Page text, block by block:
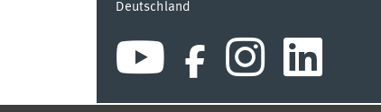
Deutschland